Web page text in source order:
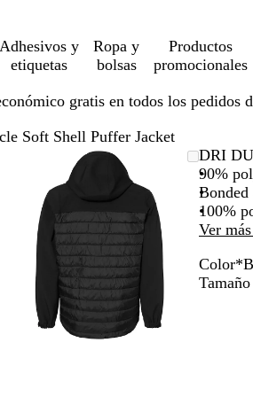
Adhesivos y
etiquetas
Ropa y
bolsas
Productos
promocionales
gratis en todos los pedidos
Soft Shell Puffer Jacket
Imagen
ampliable
zoom
Ampliado
mínimo
Haga
expandir
Use
de
más
(+)
y
menos
(-)
para
acercar/alejar
DRI
90%
Bonded
100%
Ver
Color*
B
B